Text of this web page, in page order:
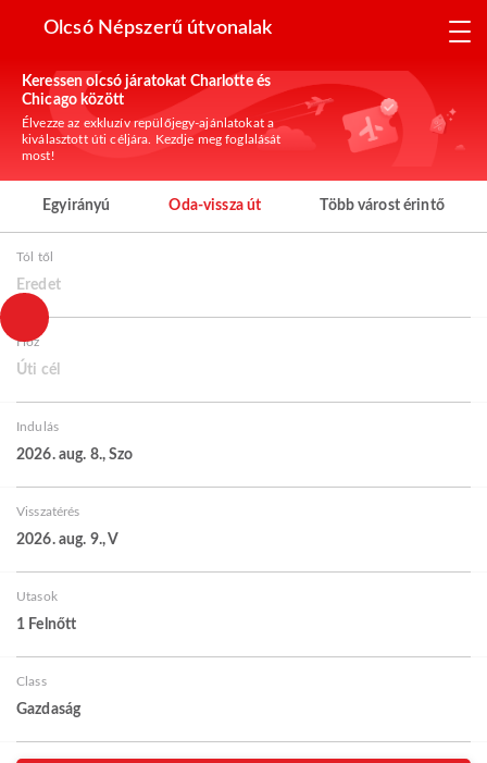
Olcsó Népszerű útvonalak
Keressen olcsó járatokat Charlotte és
Chicago között
Élvezze az exkluzív repülőjegy-ajánlatokat a
kiválasztott úti céljára. Kezdje meg foglalását
most!
Egyirányú Oda-vissza út Több várost érintő
Tól től
Eredet
Hoz
Úti cél
Indulás
2026. aug. 8., Szo
Visszatérés
2026. aug. 9., V
Utasok
1 Felnőtt
Class
Gazdaság